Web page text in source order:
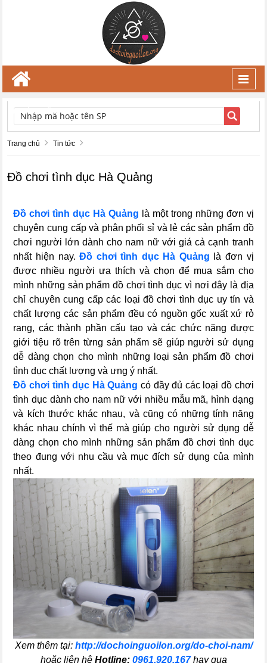
TÌM KIẾM
Trang chủ Tin tức
Đồ chơi tình dục Hà Quảng
Đồ chơi tình dục Hà Quảng là một trong những đơn vị
chuyên cung cấp và phân phối sỉ và lẻ các sản phẩm đồ
chơi người lớn dành cho nam nữ với giá cả cạnh tranh
nhất hiện nay.Đồ chơi tình dục Hà Quảng là đơn vị
được nhiều người ưa thích và chọn để mua sắm cho
mình những sản phẩm đồ chơi tình dục vì nơi đây là địa
chỉ chuyên cung cấp các loại đồ chơi tình dục uy tín và
chất lượng các sản phẩm đều có nguồn gốc xuất xứ rỏ
rang, các thành phần cấu tạo và các chức năng được
giới tiệu rõ trên từng sản phẩm sẽ giúp người sử dụng
dễ dàng chọn cho mình những loại sản phẩm đồ chơi
tình dục chất lượng và ưng ý nhất.
Đồ chơi tình dục Hà Quảng có đầy đủ các loại đồ chơi
tình dục dành cho nam nữ với nhiều mẫu mã, hình dạng
và kích thước khác nhau, và cũng có những tính năng
khác nhau chính vì thế mà giúp cho người sử dụng dễ
dàng chọn cho mình những sản phẩm đồ chơi tình dục
theo đung với nhu cầu và mục đích sử dụng của mình
nhất.
Xem thêm tại: http://dochoinguoilon.org/do-choi-nam/
hoặc liên hệ Hotline: 0961.920.167 hay qua